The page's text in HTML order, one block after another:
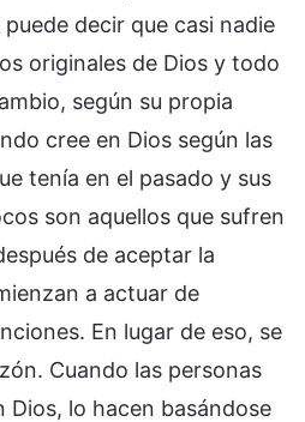
decir que casi nadie
originales de Dios y todo
según su propia
cree en Dios según las
tenía en el pasado y sus
son aquellos que sufren
de aceptar la
a actuar de
En lugar de eso, se
Cuando las personas
Dios, lo hacen basándose